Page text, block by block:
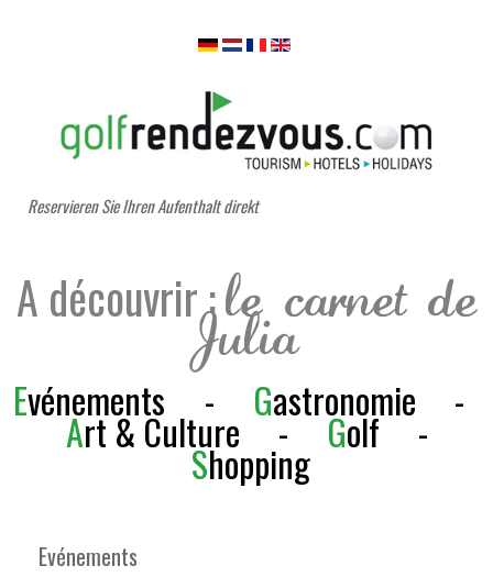
Reservieren Sie Ihren Aufenthalt direkt
A découvrir : le carnet de
Julia
Evénements - Gastronomie -
Art & Culture -Golf-
Shopping
Evénements